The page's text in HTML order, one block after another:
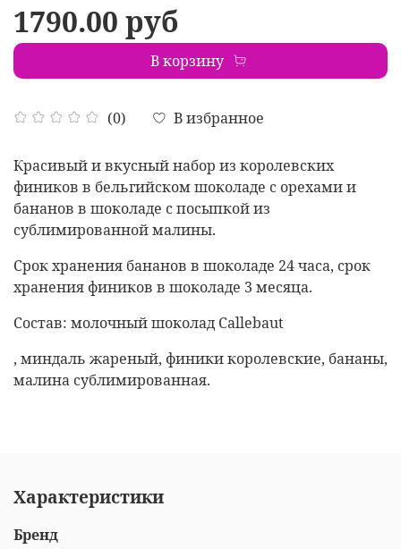
(0) В избранное
1790.00 руб
В корзину
Красивый и вкусный набор из королевских
фиников в бельгийском шоколаде с орехами и
бананов в шоколаде с посыпкой из
сублимированной малины.
Срок хранения бананов в шоколаде 24 часа, срок
хранения фиников в шоколаде 3 месяца.
Состав: молочный шоколад Callebaut
, миндаль жареный, финики королевские, бананы,
малина сублимированная.
Характеристики
Бренд